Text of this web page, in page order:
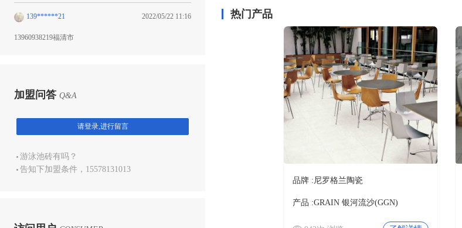
139******21 2022/05/22 11:16
13960938219福清市
加盟问答 Q&A
请登录,进行留言
游泳池砖有吗？
告知下加盟条件，15578131013
热门产品
品牌 :尼罗格兰陶瓷
产品 :GRAIN 银河流沙(GGN)